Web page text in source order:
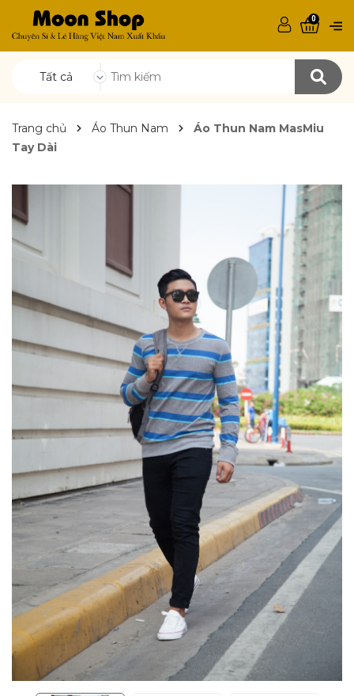
Tất cả
0
Trang chủ Áo Thun Nam
Áo Thun Nam MasMiu
Tay Dài